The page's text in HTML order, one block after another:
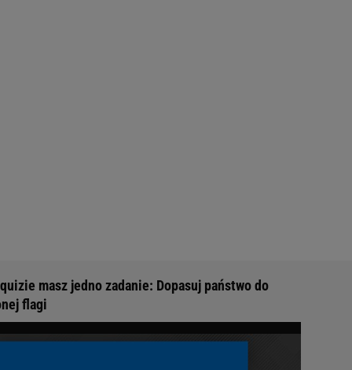
masz jedno zadanie: Dopasuj państwo do
flagi